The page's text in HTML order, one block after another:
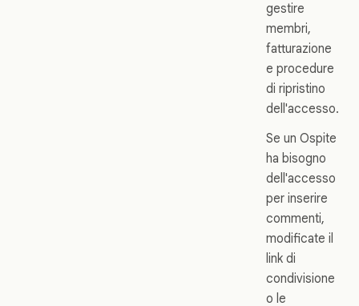
gestire
membri,
fatturazione
e procedure
di ripristino
dell'accesso.
Se un Ospite
ha bisogno
dell'accesso
per inserire
commenti,
modificate il
link di
condivisione
o le